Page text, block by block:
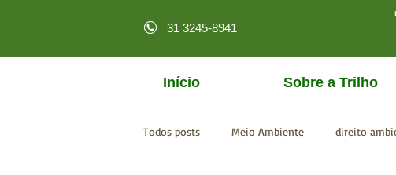
31 3245-8941
Início Sobre a Trilho
Todos posts Meio Ambiente direito